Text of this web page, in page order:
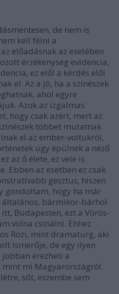
de nem is
kell félni a
előadásnak az esetében
érzékenység evidencia,
ez elől a kérdés elől
el. Az a jó, ha a színészek
ahol egyre
Azok az izgalmas
hogy csak azért, mert az
többet mutatnak
el az ember-voltukról,
úgy épülnek a néző
az ő élete, ez vele is
Ebben az esetben ez csak
gesztus, hiszen
gondoltam, hogy ha már
általános, bármikor-bárhol
Budapesten, ezt a Vörös-
volna csinálni. Ehhez
Rozi, mint dramaturg, aki
ismerője, de egy ilyen
érezheti a
mint mi Magyarországról.
sőt, eszembe sem